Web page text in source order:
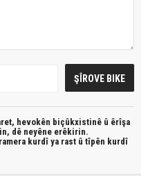
hevokên biçûkxistinê û êrîşa
dê neyêne erêkirin.
kurdî ya rast û tîpên kurdî